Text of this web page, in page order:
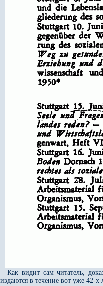
Как видит сам читатель,
издаются в течение вот уже 42-х